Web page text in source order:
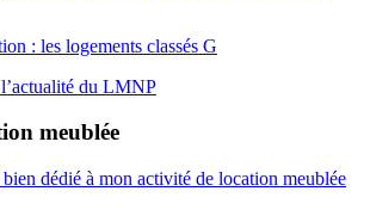
: les logements classés G
du LMNP
meublée
dédié à mon activité de location meublée